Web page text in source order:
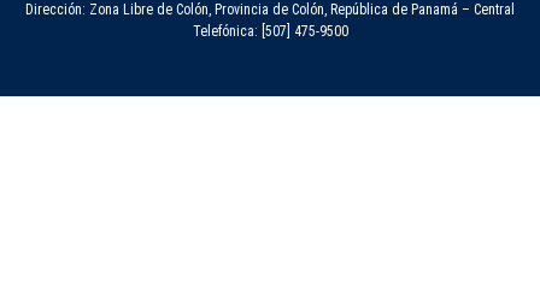
Dirección: Zona Libre de Colón, Provincia de Colón, República de Panamá – Central
Telefónica: [507] 475-9500